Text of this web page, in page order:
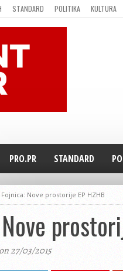
STANDARD POLITIKA KULTURA
KONTAKT
PRO.PR STANDARD
Fojnica: Nove prostorije EP HZHB
27/03/2015